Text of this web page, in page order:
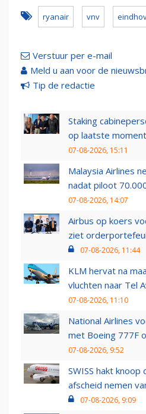
ryanair vnv
Verstuur per e-mail
Meld u aan voor de
Tip de redactie
Staking
op laatste
07-08-2026, 15:11
Malaysia Airlines
nadat piloot
07-08-2026, 14:07
Airbus op koers
ziet
07-08-2026, 11:44
KLM hervat na
vluchten naar Tel
07-08-2026, 11:10
National Airlines
met Boeing 777F
07-08-2026, 9:52
SWISS hakt
afscheid nemen
07-08-2026, 9:09